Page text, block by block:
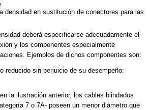
densidad en sustitución de conectores para las
deberá especificarse adecuadamente el
y los componentes especialmente
Ejemplos de dichos componentes son:
reducido sin perjuicio de su desempeño:
la ilustración anterior, los cables blindados
7 o 7A- poseen un menor diámetro que